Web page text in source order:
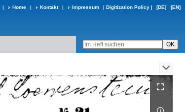
| Home | Kontakt | Impressum | Digitization Policy | [DE] [EN]